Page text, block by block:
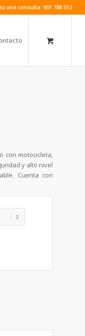
una consulta: 951 788 512
con motocicleta,
y alto nivel
Cuenta con